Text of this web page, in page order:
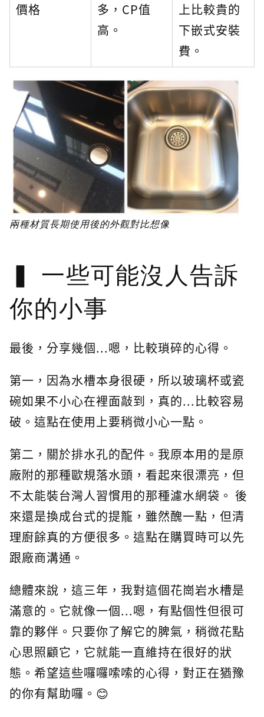
價格
多，CP值
高。
上比較貴的
下嵌式安裝
費。
兩種材質長期使用後的外觀對比想像
一些可能沒人告訴
你的小事
最後，分享幾個...嗯，比較瑣碎的心得。
第一，因為水槽本身很硬，所以玻璃杯或瓷
碗如果不小心在裡面敲到，真的...比較容易
破。這點在使用上要稍微小心一點。
第二，關於排水孔的配件。我原本用的是原
廠附的那種歐規落水頭，看起來很漂亮，但
不太能裝台灣人習慣用的那種濾水網袋。 後
來還是換成台式的提籠，雖然醜一點，但清
理廚餘真的方便很多。這點在購買時可以先
跟廠商溝通。
總體來說，這三年，我對這個花崗岩水槽是
滿意的。它就像一個...嗯，有點個性但很可
靠的夥伴。只要你了解它的脾氣，稍微花點
心思照顧它，它就能一直維持在很好的狀
態。希望這些囉囉嗦嗦的心得，對正在猶豫
的你有幫助囉。😊